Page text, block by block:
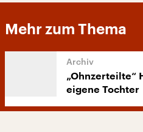
Mehr zum Thema
„Ohnzerteilte“
eigene Tochter